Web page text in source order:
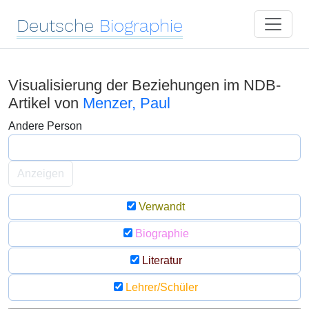
Deutsche Biographie
Visualisierung der Beziehungen im NDB-
Artikel von Menzer, Paul
Andere Person
Anzeigen
Verwandt
Biographie
Literatur
Lehrer/Schüler